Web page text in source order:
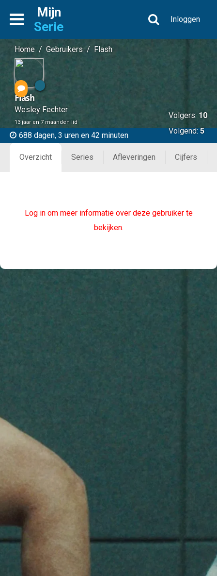
Mijn
Serie
Inloggen
Home / Gebruikers / Flash
Flash
Wesley Fechter
13 jaar en 7 maanden lid
688 dagen, 3 uren en 42 minuten
Volgers: 10
Volgend:5
Overzicht Series Afleveringen Cijfers
Log in om meer informatie over deze gebruiker te
bekijken.